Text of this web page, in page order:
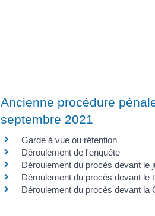
Ancienne procédure
septembre 2021
Garde à vue ou rétention
Déroulement de l'enquête
Déroulement du procès devant le
Déroulement du procès devant le
Déroulement du procès devant la